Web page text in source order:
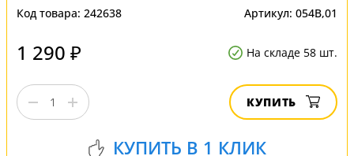
Код товара: 242638 Артикул: 054B,01
1 290 ₽ На складе 58 шт.
КУПИТЬ